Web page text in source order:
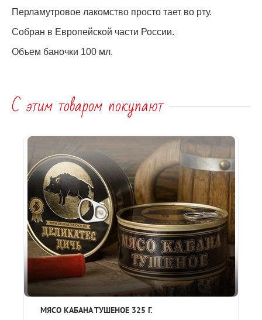
Перламутровое лакомство просто тает во рту.
Собран в Европейской части России.
Объем баночки 100 мл.
С этим товаром покупают
МЯСО КАБАНА ТУШЕНОЕ 325 Г.